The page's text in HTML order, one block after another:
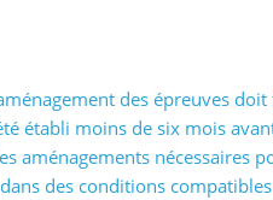
des épreuves
établi moins de six mois
aménagements nécessaires
des conditions